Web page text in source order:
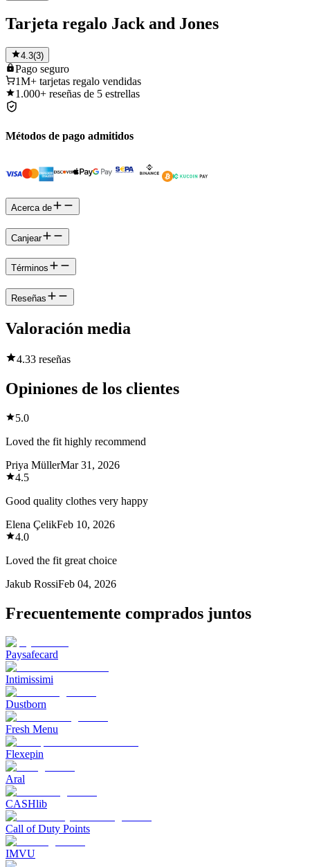
Tarjeta regalo Jack and Jones
4.3(3)
Pago seguro
1M+ tarjetas regalo vendidas
1.000+ reseñas de 5 estrellas
Métodos de pago admitidos
Acerca de
Canjear
Términos
Reseñas
Valoración media
4.33 reseñas
Opiniones de los clientes
5.0
Loved the fit highly recommend
Priya MüllerMar 31, 2026
4.5
Good quality clothes very happy
Elena ÇelikFeb 10, 2026
4.0
Loved the fit great choice
Jakub RossiFeb 04, 2026
Frecuentemente comprados juntos
Paysafecard
Intimissimi
Dustborn
Fresh Menu
Flexepin
Aral
CASHlib
Call of Duty Points
IMVU